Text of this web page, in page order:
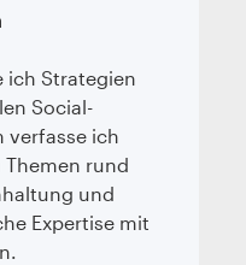
ich Strategien
Social-
verfasse ich
Themen rund
und
Expertise mit